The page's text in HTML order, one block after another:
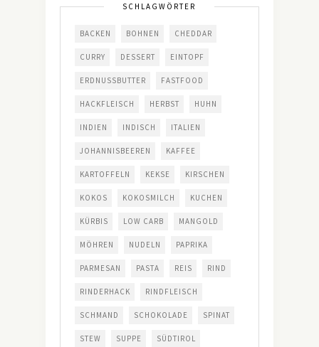
SCHLAGWÖRTER
BACKEN BOHNEN CHEDDAR
CURRY DESSERT EINTOPF
ERDNUSSBUTTER FASTFOOD
HACKFLEISCH HERBST HUHN
INDIEN INDISCH ITALIEN
JOHANNISBEEREN KAFFEE
KARTOFFELN KEKSE KIRSCHEN
KOKOS KOKOSMILCH KUCHEN
KÜRBIS LOW CARB MANGOLD
MÖHREN NUDELN PAPRIKA
PARMESAN PASTA REIS RIND
RINDERHACK RINDFLEISCH
SCHMAND SCHOKOLADE SPINAT
STEW SUPPE SÜDTIROL